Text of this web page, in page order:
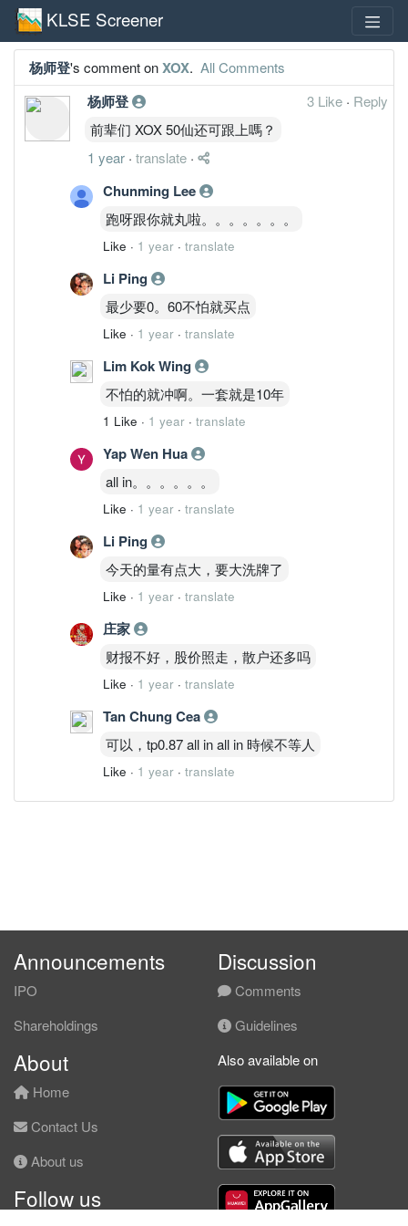
KLSE Screener
杨师登's comment onXOX. All Comments
杨师登 3 Like · Reply
前辈们 XOX 50仙还可跟上嗎？
1 year · translate ·
Chunming Lee
跑呀跟你就丸啦。。。。。。。
Like · 1 year · translate
Li Ping
最少要0。60不怕就买点
Like · 1 year · translate
Lim Kok Wing
不怕的就冲啊。一套就是10年
1 Like · 1 year · translate
Yap Wen Hua
all in。。。。。。
Like · 1 year · translate
Li Ping
今天的量有点大，要大洗牌了
Like · 1 year · translate
庄家
财报不好，股价照走，散户还多吗
Like · 1 year · translate
Tan Chung Cea
可以，tp0.87 all in all in 時候不等人
Like · 1 year · translate
Announcements
IPO
Shareholdings
Discussion
Comments
Guidelines
About
Home
Contact Us
About us
Follow us
Also available on